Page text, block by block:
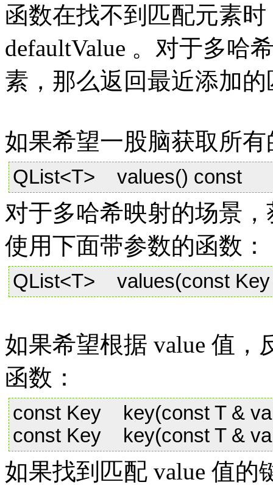
函数在找不到匹配元素
defaultValue 。对于多哈
素，那么返回最近添加
如果希望一股脑获取所
QList<T> values() const
对于多哈希映射的场景
使用下面带参数的函数：
QList<T> values(const Key
如果希望根据 value 值，
函数：
const Key key(const T &
const Key key(const T &
如果找到匹配 value 值的